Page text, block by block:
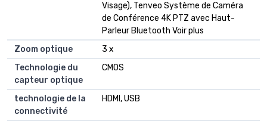
Visage), Tenveo Système de Caméra
de Conférence 4K PTZ avec Haut-
Parleur Bluetooth Voir plus
Zoom optique
3 x
Technologie du
capteur optique
CMOS
technologie de la
connectivité
HDMI, USB